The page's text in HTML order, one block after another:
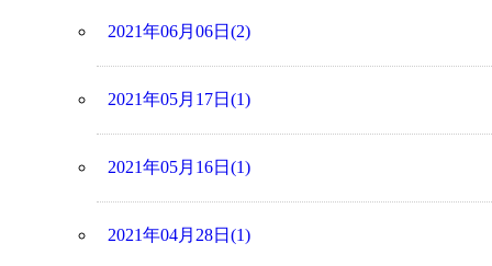
2021年06月06日(2)
2021年05月17日(1)
2021年05月16日(1)
2021年04月28日(1)